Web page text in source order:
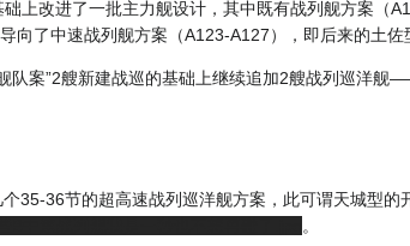
改进了一批主力舰设计，其中既有战列舰方案（
了中速战列舰方案（A123-A127），即后来的土佐
队案”2艘新建战巡的基础上继续追加2艘战列巡洋
35-36节的超高速战列巡洋舰方案，此可谓天城型的
。